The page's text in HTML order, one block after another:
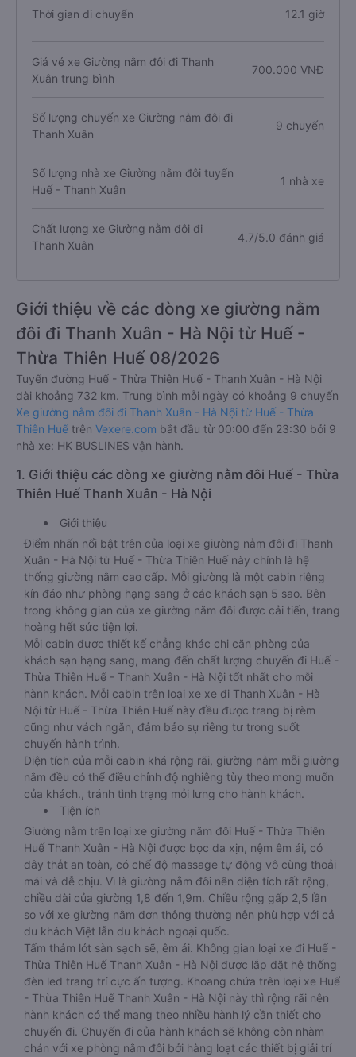
Thời gian di chuyển 12.1 giờ
Giá vé xe Giường nằm đôi đi Thanh
Xuân trung bình
700.000 VNĐ
Số lượng chuyến xe Giường nằm đôi đi
Thanh Xuân
9 chuyến
Số lượng nhà xe Giường nằm đôi tuyến
Huế - Thanh Xuân
1 nhà xe
Chất lượng xe Giường nằm đôi đi
Thanh Xuân
4.7/5.0 đánh giá
Giới thiệu về các dòng xe giường nằm
đôi đi Thanh Xuân - Hà Nội từ Huế -
Thừa Thiên Huế 08/2026
Tuyến đường Huế - Thừa Thiên Huế - Thanh Xuân - Hà Nội
dài khoảng 732 km. Trung bình mỗi ngày có khoảng 9 chuyến
Xe giường nằm đôi đi Thanh Xuân - Hà Nội từ Huế - Thừa
Thiên Huế trên Vexere.com bắt đầu từ 00:00 đến 23:30 bởi 9
nhà xe: HK BUSLINES vận hành.
1. Giới thiệu các dòng xe giường nằm đôi Huế - Thừa
Thiên Huế Thanh Xuân - Hà Nội
Giới thiệu
Điểm nhấn nổi bật trên của loại xe giường nằm đôi đi Thanh
Xuân - Hà Nội từ Huế - Thừa Thiên Huế này chính là hệ
thống giường nằm cao cấp. Mỗi giường là một cabin riêng
kín đáo như phòng hạng sang ở các khách sạn 5 sao. Bên
trong không gian của xe giường nằm đôi được cải tiến, trang
hoàng hết sức tiện lợi.
Mỗi cabin được thiết kế chẳng khác chi căn phòng của
khách sạn hạng sang, mang đến chất lượng chuyến đi Huế -
Thừa Thiên Huế - Thanh Xuân - Hà Nội tốt nhất cho mỗi
hành khách. Mỗi cabin trên loại xe xe đi Thanh Xuân - Hà
Nội từ Huế - Thừa Thiên Huế này đều được trang bị rèm
cũng như vách ngăn, đảm bảo sự riêng tư trong suốt
chuyến hành trình.
Diện tích của mỗi cabin khá rộng rãi, giường nằm mỗi giường
nằm đều có thể điều chỉnh độ nghiêng tùy theo mong muốn
của khách., tránh tình trạng mỏi lưng cho hành khách.
Tiện ích
Giường nằm trên loại xe giường nằm đôi Huế - Thừa Thiên
Huế Thanh Xuân - Hà Nội được bọc da xịn, nệm êm ái, có
dây thắt an toàn, có chế độ massage tự động vô cùng thoải
mái và dễ chịu. Vì là giường nằm đôi nên diện tích rất rộng,
chiều dài của giường 1,8 đến 1,9m. Chiều rộng gấp 2,5 lần
so với xe giường nằm đơn thông thường nên phù hợp với cả
du khách Việt lẫn du khách ngoại quốc.
Tấm thảm lót sàn sạch sẽ, êm ái. Không gian loại xe đi Huế -
Thừa Thiên Huế Thanh Xuân - Hà Nội được lắp đặt hệ thống
đèn led trang trí cực ấn tượng. Khoang chứa trên loại xe Huế
- Thừa Thiên Huế Thanh Xuân - Hà Nội này thì rộng rãi nên
hành khách có thể mang theo nhiều hành lý cần thiết cho
chuyến đi. Chuyến đi của hành khách sẽ không còn nhàm
chán với xe phòng nằm đôi bởi hàng loạt các thiết bị giải trí